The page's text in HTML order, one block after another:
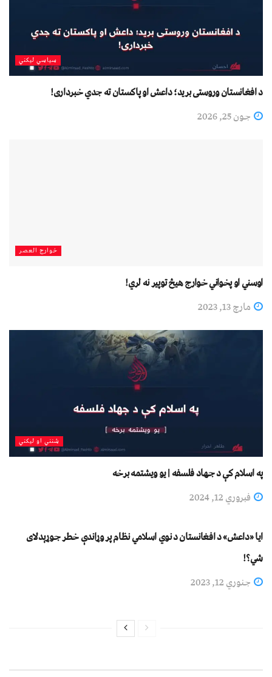
سیاسي لیکني
د افغانستان وروستی برید؛ داعش او پاکستان ته جدي خبرداری!
جون 25, 2026
خوارج العصر
اوسني او پخواني خوارج هیڅ توپیر نه لري!
مارچ 13, 2023
شنني او لیکني
په اسلام کې د جهاد فلسفه | یو ویشتمه برخه
فبروري 12, 2024
ايا «داعش» د افغانستان د نوي اسلامي نظام پر وړاندې خطر جوړېدلای
شي؟!
جنوري 12, 2023